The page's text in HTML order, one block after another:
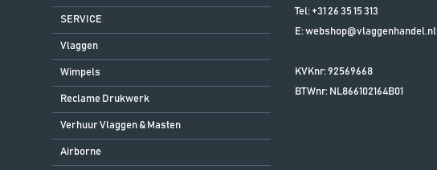
SERVICE
Vlaggen
Wimpels
Reclame Drukwerk
Verhuur Vlaggen & Masten
Airborne
Tel: +31 26 35 15 313
E:webshop@vlaggenhandel.nl
KVKnr: 92569668
BTWnr: NL866102164B01